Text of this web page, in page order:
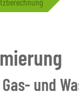
und